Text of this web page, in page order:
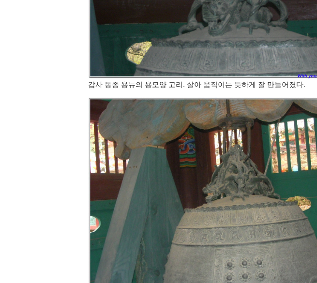
갑사 동종 용뉴의 용모양 고리. 살아 움직이는 듯하게 잘 만들어졌다.